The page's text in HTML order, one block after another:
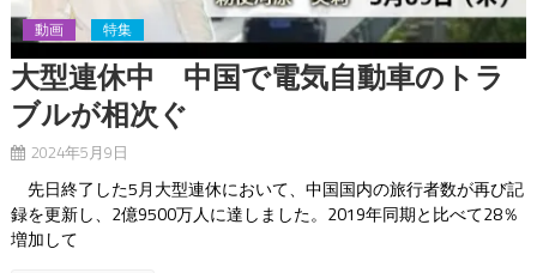
動画 特集
大型連休中 中国で電気自動車のトラ
ブルが相次ぐ
2024年5月9日
先日終了した5月大型連休において、中国国内の旅行者数が再び記
録を更新し、2億9500万人に達しました。2019年同期と比べて28％
増加して